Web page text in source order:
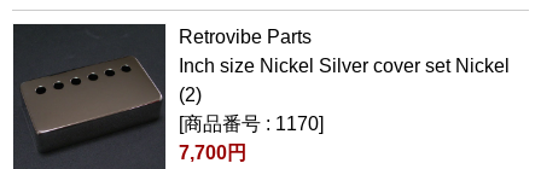
Retrovibe Parts
Inch size Nickel Silver cover set Nickel
(2)
[商品番号 : 1170]
7,700円